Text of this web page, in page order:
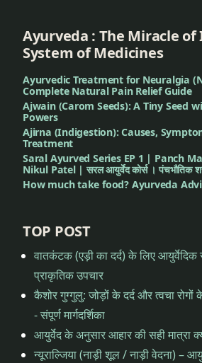
ग्रोथ
बेस्ट
क्वालिटी
सुवर्णप्राशन
बेहतर
संतान
परंपरा
मेमोरी
बूस्टर
मेमोरी
Ayurveda : The Miracle of
System of Medicines
Ayurvedic Treatment for Neuralgia
Complete Natural Pain Relief Guide
Ajwain (Carom Seeds): A Tiny Seed
Powers
Ajirna (Indigestion): Causes,
Treatment
Saral Ayurved Series EP 1 | Panch
Nikul Patel | सरल आयुर्वेद कोर्स । पंचभौतिक
How much take food? Ayurveda
TOP POST
वातकंटक (एड़ी का दर्द) के लिए आयुर्वेदिक
प्राकृतिक उपचार
कैशोर गुग्गुलु: जोड़ों के दर्द और त्वचा
- संपूर्ण मार्गदर्शिका
आयुर्वेद के अनुसार आहार की सही मात्रा
न्यूराल्जिया (नाड़ी शूल / नाड़ी वेदना) –